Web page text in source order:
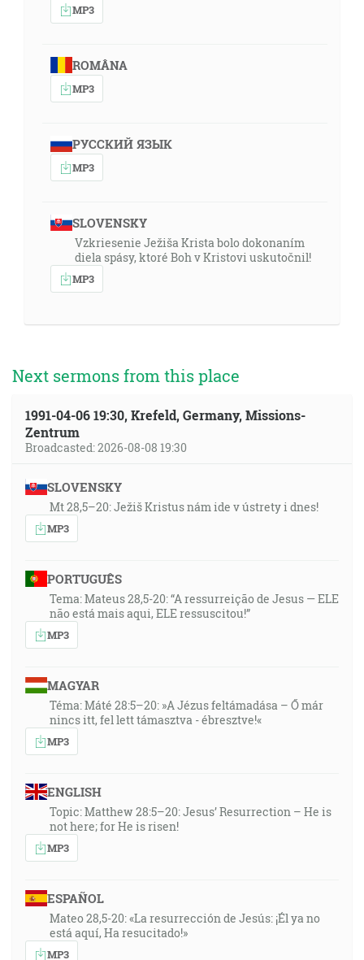
MP3
ROMÂNA
MP3
РУССКИЙ ЯЗЫК
MP3
SLOVENSKY
Vzkriesenie Ježiša Krista bolo dokonaním
diela spásy, ktoré Boh v Kristovi uskutočnil!
MP3
Next sermons from this place
1991-04-06 19:30, Krefeld, Germany, Missions-
Zentrum
Broadcasted: 2026-08-08 19:30
SLOVENSKY
Mt 28,5–20: Ježiš Kristus nám ide v ústrety i dnes!
MP3
PORTUGUÊS
Tema: Mateus 28,5-20: “A ressurreição de Jesus — ELE
não está mais aqui, ELE ressuscitou!”
MP3
MAGYAR
Téma: Máté 28:5–20: »A Jézus feltámadása – Ő már
nincs itt, fel lett támasztva - ébresztve!«
MP3
ENGLISH
Topic: Matthew 28:5–20: Jesus’ Resurrection – He is
not here; for He is risen!
MP3
ESPAÑOL
Mateo 28,5-20: «La resurrección de Jesús: ¡Él ya no
está aquí, Ha resucitado!»
MP3